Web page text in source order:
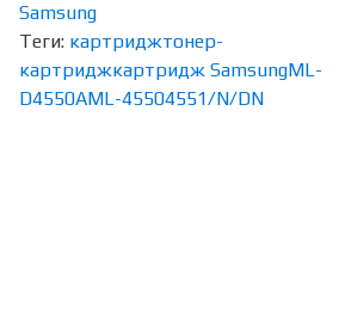
Samsung
Теги: картриджтонер-
картриджкартридж SamsungML-
D4550AML-45504551/N/DN